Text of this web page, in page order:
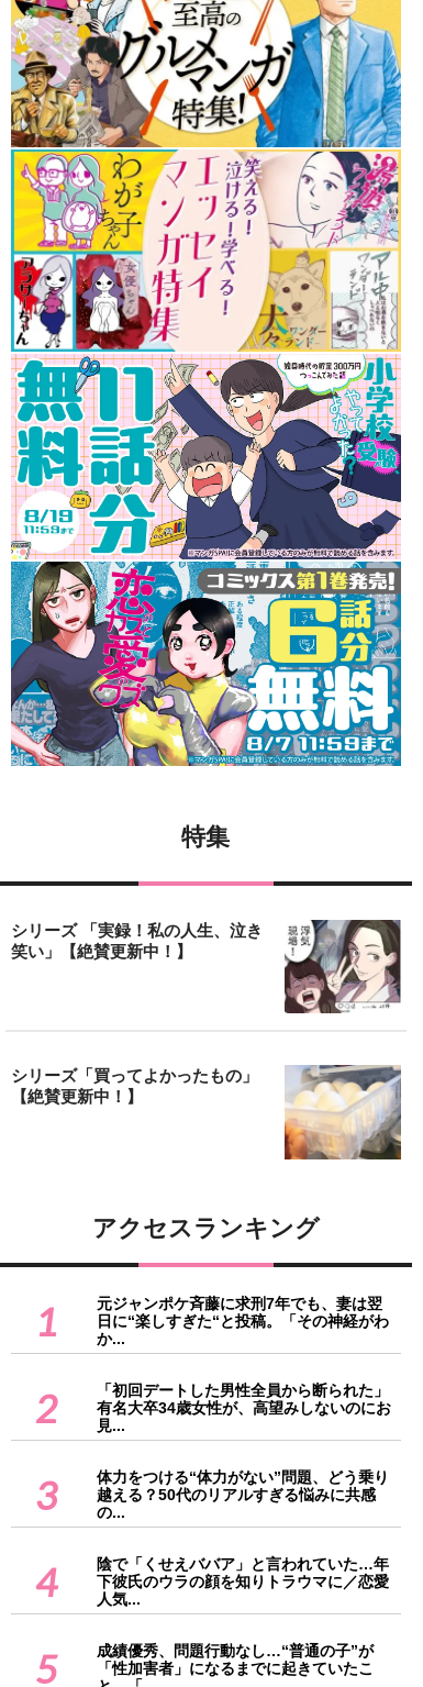
特集
シリーズ 「実録！私の人生、泣き
笑い」【絶賛更新中！】
シリーズ「買ってよかったもの」
【絶賛更新中！】
アクセスランキング
1
元ジャンポケ斉藤に求刑7年でも、妻は翌
日に“楽しすぎた“と投稿。「その神経がわ
か...
2
「初回デートした男性全員から断られた」
有名大卒34歳女性が、高望みしないのにお
見...
3
体力をつける“体力がない”問題、どう乗り
越える？50代のリアルすぎる悩みに共感
の...
4
陰で「くせえババア」と言われていた…年
下彼氏のウラの顔を知りトラウマに／恋愛
人気...
5
成績優秀、問題行動なし…“普通の子”が
「性加害者」になるまでに起きていたこ